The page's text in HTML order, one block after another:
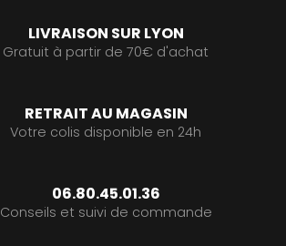
LIVRAISON SUR LYON
Gratuit à partir de 70€ d'achat
RETRAIT AU MAGASIN
Votre colis disponible en 24h
06.80.45.01.36
Conseils et suivi de commande